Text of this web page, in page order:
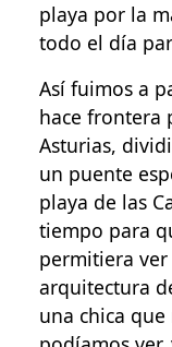
playa por la
todo el día
Así fuimos a
hace frontera
Asturias,
un puente
playa de las
tiempo para
permitiera
arquitectura
una chica